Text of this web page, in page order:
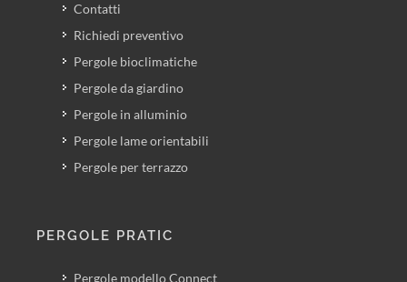
Contatti
Richiedi preventivo
Pergole bioclimatiche
Pergole da giardino
Pergole in alluminio
Pergole lame orientabili
Pergole per terrazzo
PERGOLE PRATIC
Pergole modello Connect